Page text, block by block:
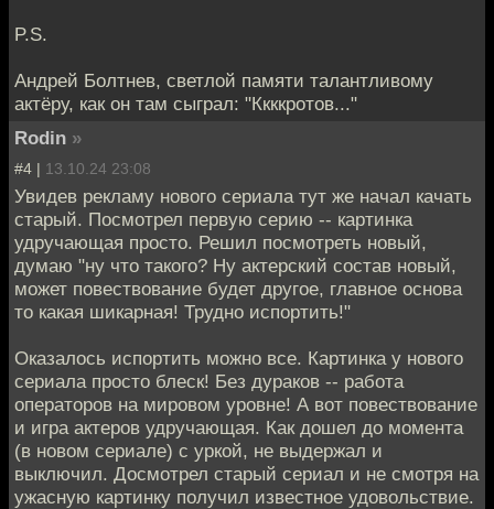
P.S.
Андрей Болтнев, светлой памяти талантливому
актёру, как он там сыграл: "Ккккротов..."
Rodin »
#4 | 13.10.24 23:08
Увидев рекламу нового сериала тут же начал качать
старый. Посмотрел первую серию -- картинка
удручающая просто. Решил посмотреть новый,
думаю "ну что такого? Ну актерский состав новый,
может повествование будет другое, главное основа
то какая шикарная! Трудно испортить!"
Оказалось испортить можно все. Картинка у нового
сериала просто блеск! Без дураков -- работа
операторов на мировом уровне! А вот повествование
и игра актеров удручающая. Как дошел до момента
(в новом сериале) с уркой, не выдержал и
выключил. Досмотрел старый сериал и не смотря на
ужасную картинку получил известное удовольствие.